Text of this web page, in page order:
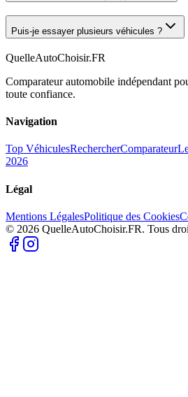
Puis-je essayer plusieurs véhicules ?
QuelleAutoChoisir.FR
Comparateur automobile indépendant
toute confiance.
Navigation
Top VéhiculesRechercherComparateur
2026
Légal
Mentions LégalesPolitique des Cookies
© 2026 QuelleAutoChoisir.FR. Tous